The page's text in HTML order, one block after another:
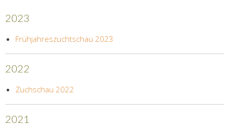
2023
Frühjahreszuchtschau 2023
2022
Zuchschau 2022
2021